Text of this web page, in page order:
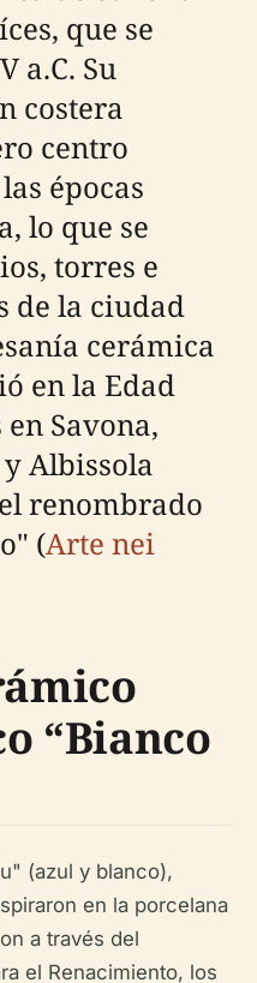
que se
a.C. Su
costera
centro
épocas
lo que se
torres e
de la ciudad
cerámica
en la Edad
Savona,
Albissola
renombrado
(Arte nei
“Bianco
(azul y blanco),
en la porcelana
a través del
el Renacimiento, los